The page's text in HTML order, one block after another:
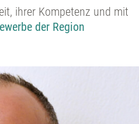
ihrer Kompetenz und mit
der Region